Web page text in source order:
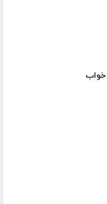
خواب